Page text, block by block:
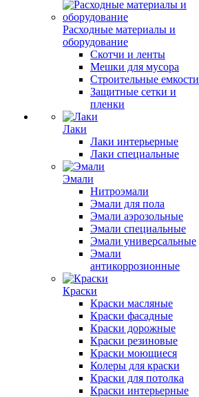
Расходные материалы и
оборудование
Скотчи и ленты
Мешки для мусора
Строительные емкости
Защитные сетки и
пленки
Лаки
Лаки интерьерные
Лаки специальные
Эмали
Нитроэмали
Эмали для пола
Эмали аэрозольные
Эмали специальные
Эмали универсальные
Эмали
антикоррозионные
Краски
Краски масляные
Краски фасадные
Краски дорожные
Краски резиновые
Краски моющиеся
Колеры для краски
Краски для потолка
Краски интерьерные